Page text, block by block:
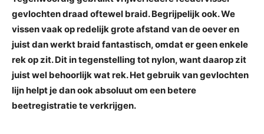
gevlochten draad oftewel braid. Begrijpelijk ook. We
vissen vaak op redelijk grote afstand van de oever en
juist dan werkt braid fantastisch, omdat er geen enkele
rek op zit. Dit in tegenstelling tot nylon, want daarop zit
juist wel behoorlijk wat rek. Het gebruik van gevlochten
lijn helpt je dan ook absoluut om een betere
beetregistratie te verkrijgen.